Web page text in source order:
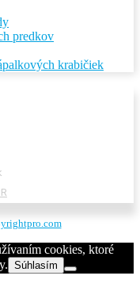
predkov
krabičiek
cookies, ktoré
Súhlasím